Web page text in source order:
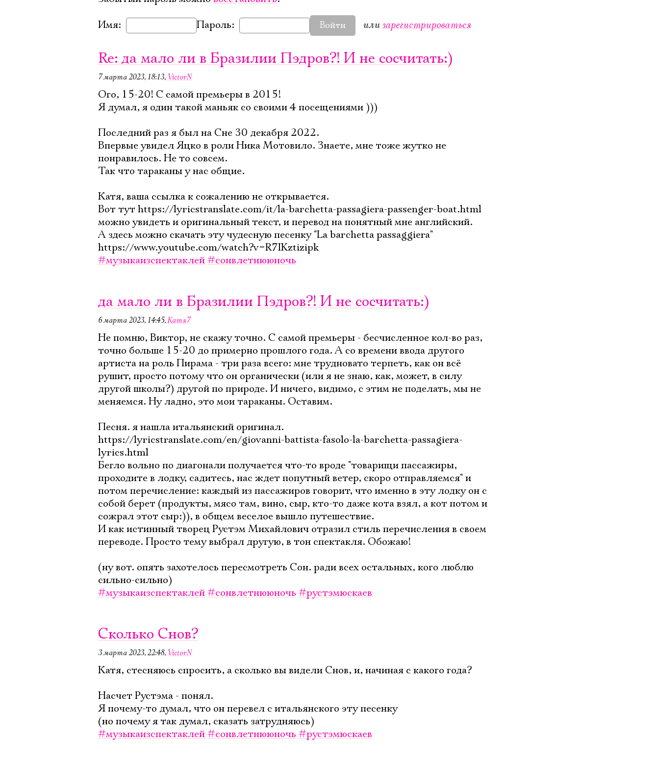
Имя: Пароль: Войти илизарегистрироваться
Re: да мало ли в Бразилии Пэдров?! И не сосчитать:)
7 марта 2023, 18:13, VictorN
Ого, 15-20! С самой премьеры в 2015!
Я думал, я один такой маньяк со своими 4 посещениями )))
Последний раз я был на Сне 30 декабря 2022.
Впервые увидел Яцко в роли Ника Мотовило. Знаете, мне тоже жутко не
понравилось. Не то совсем.
Так что тараканы у нас общие.
Катя, ваша ссылка к сожалению не открывается.
Вот тут https://lyricstranslate.com/it/la-barchetta-passagiera-passenger-boat.html
можно увидеть и оригинальный текст, и перевод на понятный мне английский.
А здесь можно скачать эту чудесную песенку "La barchetta passaggiera"
https://www.youtube.com/watch?v=R7IKztizipk
#музыкаизспектаклей#сонвлетнююночь
да мало ли в Бразилии Пэдров?! И не сосчитать:)
6 марта 2023, 14:45,Катя7
Не помню, Виктор, не скажу точно. С самой премьеры - бесчисленное кол-во раз,
точно больше 15-20 до примерно прошлого года. А со времени ввода другого
артиста на роль Пирама - три раза всего: мне трудновато терпеть, как он всё
рушит, просто потому что он органически (или я не знаю, как, может, в силу
другой школы?) другой по природе. И ничего, видимо, с этим не поделать, мы не
меняемся. Ну ладно, это мои тараканы. Оставим.
Песня. я нашла итальянский оригинал.
https://lyricstranslate.com/en/giovanni-battista-fasolo-la-barchetta-passagiera-
lyrics.html
Бегло вольно по диагонали получается что-то вроде "товарищи пассажиры,
проходите в лодку, садитесь, нас ждет попутный ветер, скоро отправляемся" и
потом перечисление: каждый из пассажиров говорит, что именно в эту лодку он с
собой берет (продукты, мясо там, вино, сыр, кто-то даже кота взял, а кот потом и
сожрал этот сыр:)), в общем веселое вышло путешествие.
И как истинный творец Рустэм Михайлович отразил стиль перечисления в своем
переводе. Просто тему выбрал другую, в тон спектакля. Обожаю!
(ну вот. опять захотелось пересмотреть Сон. ради всех остальных, кого люблю
сильно-сильно)
#музыкаизспектаклей#сонвлетнююночь #рустэмюскаев
Сколько Снов?
3 марта 2023, 22:48, VictorN
Катя, стесняюсь спросить, а сколько вы видели Снов, и, начиная с какого года?
Насчет Рустэма - понял.
Я почему-то думал, что он перевел с итальянского эту песенку
(но почему я так думал, сказать затрудняюсь)
#музыкаизспектаклей#сонвлетнююночь #рустэмюскаев